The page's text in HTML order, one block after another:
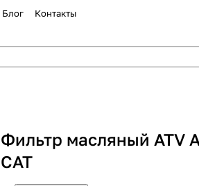
Блог Контакты
Фильтр масляный ATV
CAT